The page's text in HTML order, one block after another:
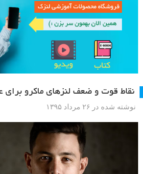
نقاط قوت و ضعف لنزهای ماکرو برای
نوشته شده در ۲۶ مرداد ۱۳۹۵